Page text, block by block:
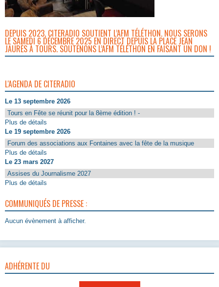
DEPUIS 2023, CITERADIO SOUTIENT L’AFM TÉLÉTHON. NOUS SERONS
LE SAMEDI 6 DÉCEMBRE 2025 EN DIRECT DEPUIS LA PLACE JEAN
JAURÈS À TOURS. SOUTENONS L’AFM TÉLÉTHON EN FAISANT UN DON !
L'AGENDA DE CITERADIO
Le 13 septembre 2026
Tours en Fête se réunit pour la 8ème édition ! -
Plus de détails
Le 19 septembre 2026
Forum des associations aux Fontaines avec la fête de la musique
Plus de détails
Le 23 mars 2027
Assises du Journalisme 2027
Plus de détails
COMMUNIQUÉS DE PRESSE :
Aucun évènement à afficher.
ADHÉRENTE DU